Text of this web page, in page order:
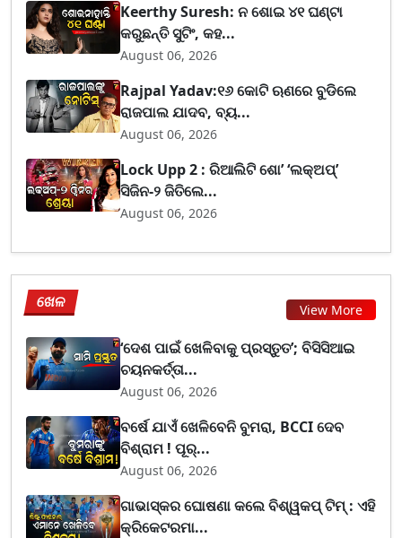
Keerthy Suresh: ନ ଶୋଇ ୪୧ ଘଣ୍ଟା
କରୁଛନ୍ତି ସୁଟିଂ, କହ...
August 06, 2026
Rajpal Yadav:୧୬ କୋଟି ଋଣରେ ବୁଡିଲେ
ରାଜପାଲ ଯାଦବ, ବ୍ୟ...
August 06, 2026
Lock Upp 2 : ରିଆଲିଟି ଶୋ’ ‘ଲକ୍‌ଅପ୍’
ସିଜିନ-୨ ଜିତିଲେ...
August 06, 2026
ଖେଳ View More
‘ଦେଶ ପାଇଁ ଖେଳିବାକୁ ପ୍ରସ୍ତୁତ’; ବିସିସିଆଇ
ଚୟନକର୍ତ୍ତା...
August 06, 2026
ବର୍ଷେ ଯାଏଁ ଖେଳିବେନି ବୁମରା, BCCI ଦେବ
ବିଶ୍ରାମ ! ପୂର୍...
August 06, 2026
ଗାଭାସ୍କର ଘୋଷଣା କଲେ ବିଶ୍ୱକପ୍ ଟିମ୍ : ଏହି
କ୍ରିକେଟରମା...